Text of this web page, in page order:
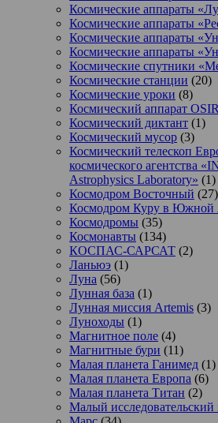
Космические аппараты
Космические аппараты
Космические аппараты
Космические аппараты
Космические спутники
Космические станции (20)
Космические уроки (8)
Космический аппарат
Космический диктант (1)
Космический мусор (3)
Космический телескоп
космического агентства
Astrophysics Laboratory» (1)
Космодром Восточный (27)
Космодром Куру в Южной
Космодромы (35)
Космонавты (134)
КОСПАС-САРСАТ (2)
Ланьюэ (1)
Луна (56)
Лунная база (1)
Лунная миссия Artemis (3)
Луноходы (1)
Магнитное поле (4)
Магнитные бури (11)
Малая планета Ганимед (1)
Малая планета Европа (6)
Малая планета Титан (2)
Малый исследовательский